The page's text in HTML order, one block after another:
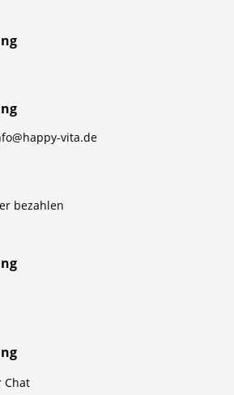
vita.de
bezahlen
Chat